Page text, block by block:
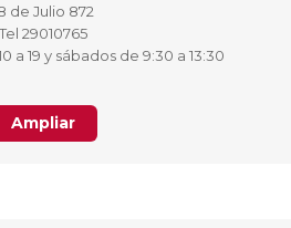
de Julio 872
Tel 29010765
a 19 y sábados de 9:30 a 13:30
Ampliar